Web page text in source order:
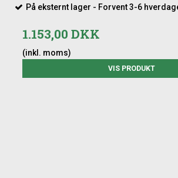
På eksternt lager - Forvent 3-6
1.153,00 DKK
(inkl. moms)
VIS PRODUKT